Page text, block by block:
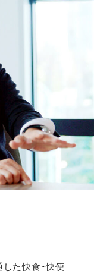
した快食・快便